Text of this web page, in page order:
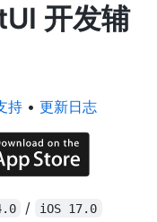
开发辅
持• 更新日志
/ iOS 17.0